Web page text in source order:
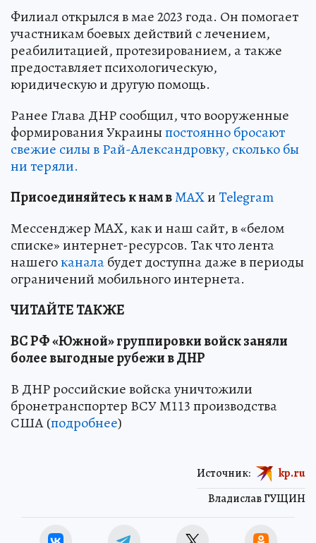
Филиал открылся в мае 2023 года. Он помогает
участникам боевых действий с лечением,
реабилитацией, протезированием, а также
предоставляет психологическую,
юридическую и другую помощь.
Ранее Глава ДНР сообщил, что вооруженные
формирования Украиныпостоянно бросают
свежие силы в Рай-Александровку, сколько бы
ни теряли.
Присоединяйтесь к нам вMAXиTelegram
Мессенджер MAX, как и наш сайт, в «белом
списке» интернет-ресурсов. Так что лента
нашегоканалабудет доступна даже в периоды
ограничений мобильного интернета.
ЧИТАЙТЕ ТАКЖЕ
ВС РФ «Южной» группировки войск заняли
более выгодные рубежи в ДНР
В ДНР российские войска уничтожили
бронетранспортер ВСУ М113 производства
США (подробнее)
Владислав ГУЩИН
Источник: kp.ru